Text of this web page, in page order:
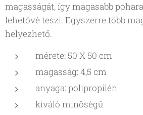
magasságát, így magasabb
lehetővé teszi. Egyszerre több
helyezhető.
mérete: 50 X 50 cm
magasság: 4,5 cm
anyaga: polipropilén
kiváló minőségű